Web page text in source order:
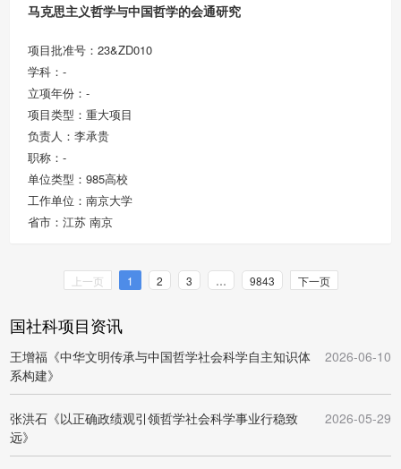
马克思主义哲学与中国哲学的会通研究
项目批准号：23&ZD010
学科：-
立项年份：-
项目类型：重大项目
负责人：李承贵
职称：-
单位类型：985高校
工作单位：南京大学
省市：江苏 南京
上一页 1 2 3 … 9843 下一页
国社科项目资讯
王增福《中华文明传承与中国哲学社会科学自主知识体
系构建》
2026-06-10
张洪石《以正确政绩观引领哲学社会科学事业行稳致
远》
2026-05-29